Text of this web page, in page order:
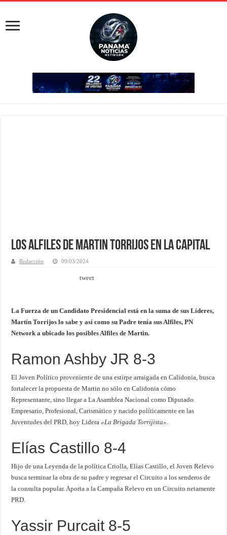
Los Alfiles de Martin Torrijos en la Capital
Redacción 09/03/2024
tweet
La Fuerza de un Candidato Presidencial está en la suma de sus Líderes,
Martín Torrijos lo sabe y así como su Padre tenía sus Alfiles, PN
Network a ubicado los posibles Alfiles de Martin.
Ramon Ashby JR 8-3
El Joven Político proveniente de una estirpe arraigada en Calidonia, busca
fortalecer la propuesta de Martin no sólo en Calidonia cómo
Representante, sino llegar a La Asamblea Nacional como Diputado.
Empresario, Profesional, Carismático y nacido políticamente en las
Juventudes del PRD, hoy Lidera«La Brigada Torrijista».
Elías Castillo 8-4
Hijo de una Leyenda de la política Criolla, Elías Castillo, el Joven Relevo
busca terminar la obra de su padre y regresar el Circuito a los senderos de
la consulta popular. Aporta a la Campaña Relevo en un Circuito netamente
PRD.
Yassir Purcait 8-5